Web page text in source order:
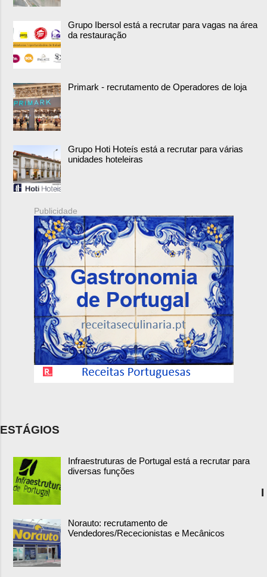
Grupo Ibersol está a recrutar para vagas na área
da restauração
Primark - recrutamento de Operadores de loja
Grupo Hoti Hoteís está a recrutar para várias
unidades hoteleiras
Publicidade
ESTÁGIOS
Infraestruturas de Portugal está a recrutar para
diversas funções
Norauto: recrutamento de
Vendedores/Rececionistas e Mecânicos
I